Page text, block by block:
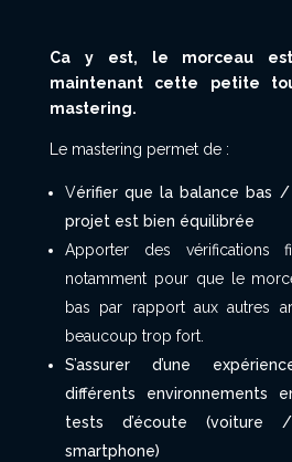
Ca y est, le morceau
maintenant cette petite
mastering.
Le mastering permet de :
Vérifier que la balance bas
projet est bien équilibrée
Apporter des vérifications
notamment pour que le
bas par rapport aux autres
beaucoup trop fort.
S’assurer d’une
différents environnements
tests d’écoute
smartphone)